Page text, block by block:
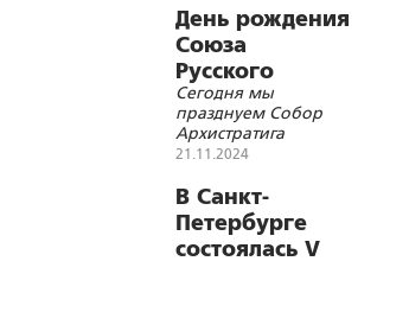
размаха
вкладу в дело
утверждения трезвости
День рождения
Союза
Русского
Народа и
Союза
Михаила
Сегодня мы
празднуем Собор
Архистратига
Михаила и прочих
бесплотных
21.11.2024
В Санкт-
Петербурге
состоялась V